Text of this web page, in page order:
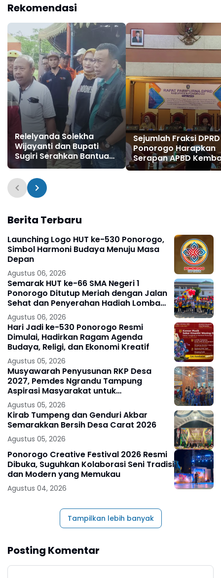
Rekomendasi
Relelyanda Solekha
Wijayanti dan Bupati
Sugiri Serahkan Bantuan
Terdampak Longsor
Sawoo
Sejumlah Fraksi DPRD
Ponorogo Harapkan
Serapan APBD
Maksimal di 2023
Berita Terbaru
Launching Logo HUT ke-530 Ponorogo,
Simbol Harmoni Budaya Menuju Masa
Depan
Agustus 06, 2026
Semarak HUT ke-66 SMA Negeri 1
Ponorogo Ditutup Meriah dengan Jalan
Sehat dan Penyerahan Hadiah Lomba
Ponorogo – Puncak peringatan Hari
Ulang
Agustus 06, 2026
Hari Jadi ke-530 Ponorogo Resmi
Dimulai, Hadirkan Ragam Agenda
Budaya, Religi, dan Ekonomi Kreatif
Agustus 05, 2026
Musyawarah Penyusunan RKP Desa
2027, Pemdes Ngrandu Tampung
Aspirasi Masyarakat untuk
Pembangunan Berkelanjutan
Agustus 05, 2026
Kirab Tumpeng dan Genduri Akbar
Semarakkan Bersih Desa Carat 2026
Agustus 05, 2026
Ponorogo Creative Festival 2026 Resmi
Dibuka, Suguhkan Kolaborasi Seni Tradisi
dan Modern yang Memukau
Agustus 04, 2026
Tampilkan lebih banyak
Posting Komentar